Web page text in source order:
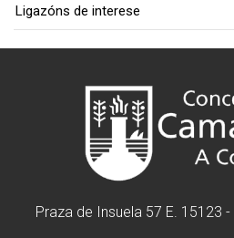
Ligazóns de interese
Praza de Insuela 57 E. 15123